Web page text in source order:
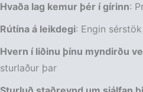
Hvaða lag kemur þér í gírinn:
Rútína á leikdegi: Engin
Hvern í liðinu þínu myndirðu
sturlaður þar